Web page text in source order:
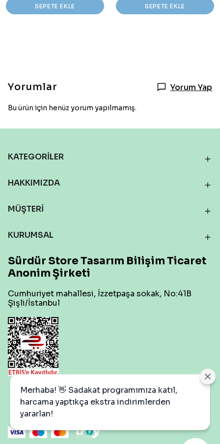
SEPETE EKLE SEPETE EKLE
Yorumlar Yorum Yap
Bu ürün için henüz yorum yapılmamış.
KATEGORİLER
HAKKIMIZDA
MÜŞTERİ
KURUMSAL
Sürdür Store Tasarım Bilişim Ticaret
Anonim Şirketi
Cumhuriyet mahallesi, İzzetpaşa sokak, No:41B
Şişli/İstanbul
Merhaba! 👋 Sadakat programımıza katıl,
harcama yaptıkça ekstra indirimlerden
yararlan!